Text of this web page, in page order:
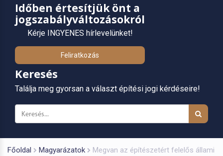
Időben értesítjük önt a
jogszabályváltozásokról
Kérje INGYENES hírlevelünket!
Feliratkozás
Keresés
Találja meg gyorsan a választ építési jogi kérdéseire!
Főoldal Magyarázatok
Megvan az építészetért felelős állami